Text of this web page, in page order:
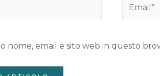
nome, email e sito web in questo